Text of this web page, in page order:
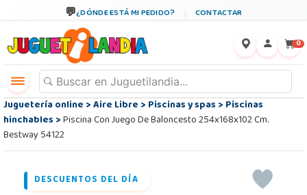
¿DÓNDE ESTÁ MI PEDIDO? CONTACTAR
0
Juguetería online>Aire Libre>Piscinas y spas>Piscinas
hinchables>Piscina Con Juego De Baloncesto 254x168x102 Cm.
Bestway 54122
DESCUENTOS DEL DÍA